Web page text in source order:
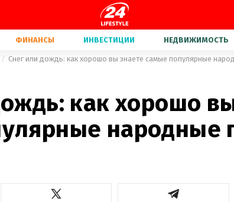
ФИНАНСЫ ИНВЕСТИЦИИ НЕДВИЖИМОСТЬ
Снег или дождь: как хорошо вы знаете самые популярные
как хорошо
народные